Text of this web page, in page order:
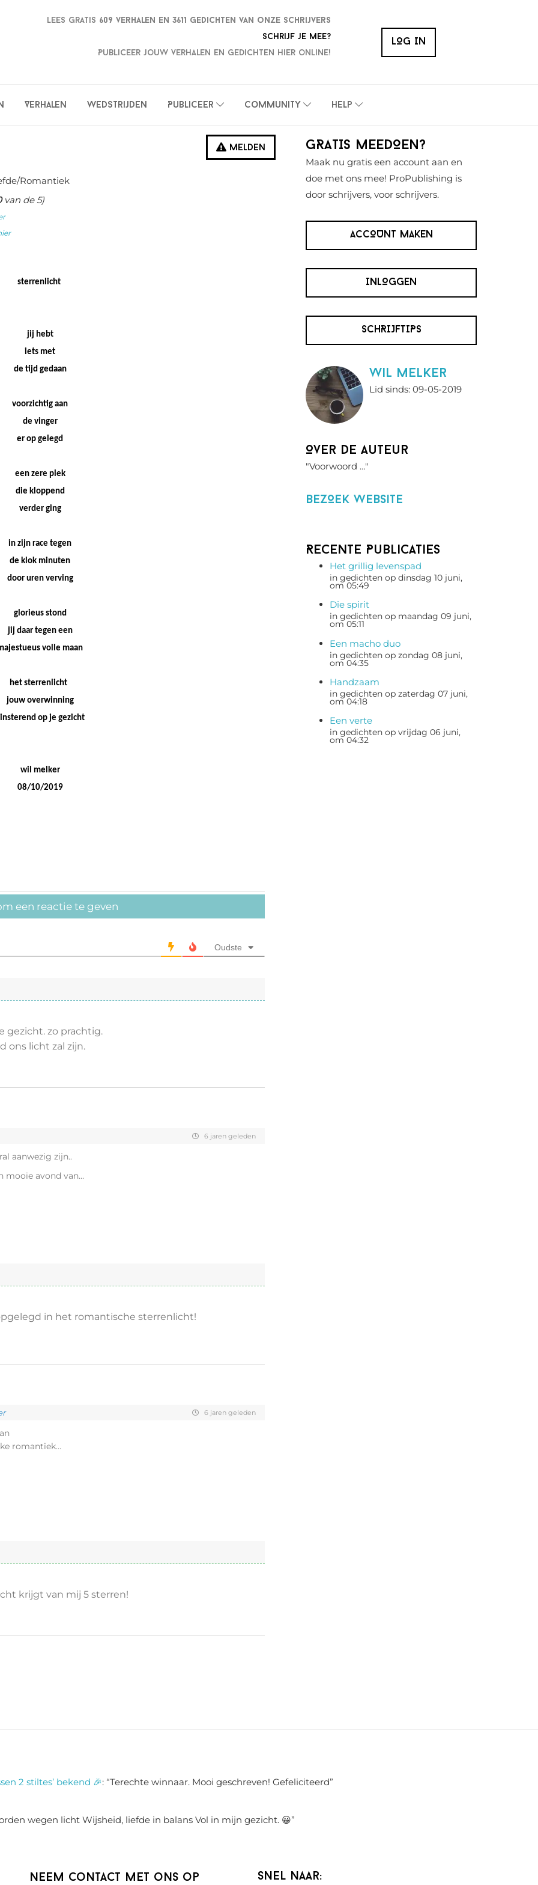
Lees gratis 609 verhalen en 3611 gedichten van onze schrijvers
Schrijf je mee?
Publiceer jouw verhalen en gedichten hier online!
LOG IN
Verhalen Wedstrijden Publiceer Community Help
Melden
Romantiek
van de 5)
sterrenlicht
jij hebt
iets met
de tijd gedaan
voorzichtig aan
de vinger
er op gelegd
een zere plek
die kloppend
verder ging
in zijn race tegen
de klok minuten
door uren verving
glorieus stond
jij daar tegen een
volle maan
het sterrenlicht
jouw overwinning
op je gezicht
wil melker
08/10/2019
een reactie te geven
Oudste
gezicht. zo prachtig.
ons licht zal zijn.
6 jaren geleden
aanwezig zijn..
mooie avond van…
in het romantische sterrenlicht!
6 jaren geleden
romantiek…
krijgt van mij 5 sterren!
Primaire
Sidebar
GRATIS MEEDOEN?
Maak nu gratis een account aan en
doe met ons mee! ProPublishing is
door schrijvers, voor schrijvers.
ACCOUNT MAKEN
INLOGGEN
SCHRIJFTIPS
wil melker
Lid sinds: 09-05-2019
Over de auteur
"Voorwoord …"
BezOek website
Recente Publicaties
Het grillig levenspad
in gedichten op dinsdag 10 juni,
om 05:49
Die spirit
in gedichten op maandag 09 juni,
om 05:11
Een macho duo
in gedichten op zondag 08 juni,
om 04:35
Handzaam
in gedichten op zaterdag 07 juni,
om 04:18
Een verte
in gedichten op vrijdag 06 juni,
om 04:32
2 stiltes’ bekend 🎉: “Terechte winnaar. Mooi geschreven! Gefeliciteerd”
wegen licht Wijsheid, liefde in balans Vol in mijn gezicht. 😀”
Neem contact met ons op Snel naar: